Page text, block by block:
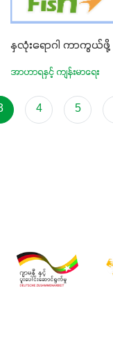
နှလုံးရောဂါ ကာကွယ်ဖို့
အာဟာရနှင့် ကျန်းမာရေး
4 5